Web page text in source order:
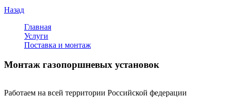
Назад
Главная
Услуги
Поставка и монтаж
Монтаж газопоршневых установок
Работаем на всей территории Российской федерации